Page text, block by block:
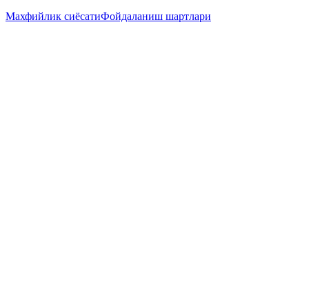
Махфийлик сиёсатиФойдаланиш шартлари